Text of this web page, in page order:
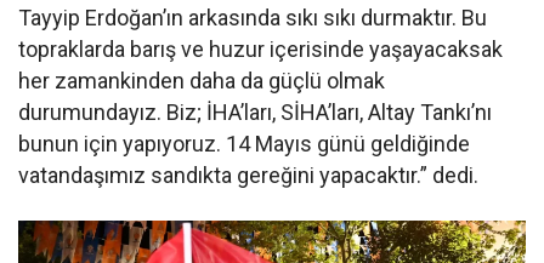
Tayyip Erdoğan’ın arkasında sıkı sıkı durmaktır. Bu
topraklarda barış ve huzur içerisinde yaşayacaksak
her zamankinden daha da güçlü olmak
durumundayız. Biz; İHA’ları, SİHA’ları, Altay Tankı’nı
bunun için yapıyoruz. 14 Mayıs günü geldiğinde
vatandaşımız sandıkta gereğini yapacaktır.” dedi.